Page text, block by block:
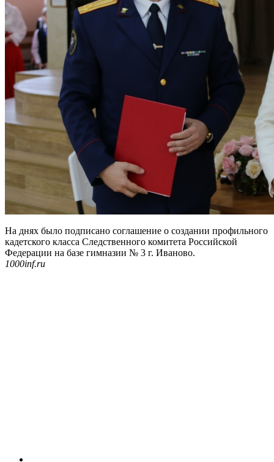
На днях было подписано соглашение о создании профильного
кадетского класса Следственного комитета Российской
Федерации на базе гимназии № 3 г. Иваново.
1000inf.ru